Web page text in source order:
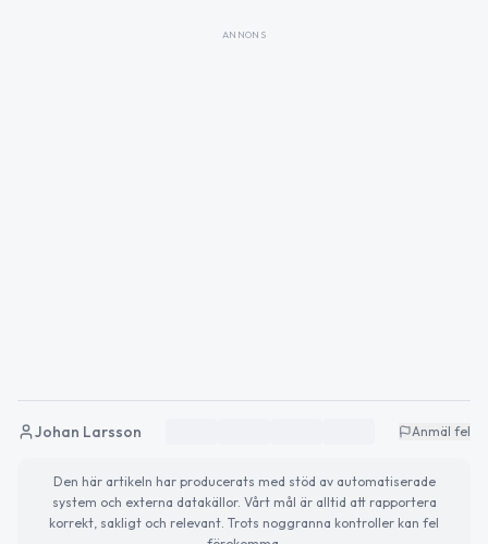
ANNONS
Johan Larsson Anmäl fel
Den här artikeln har producerats med stöd av automatiserade
system och externa datakällor. Vårt mål är alltid att rapportera
korrekt, sakligt och relevant. Trots noggranna kontroller kan fel